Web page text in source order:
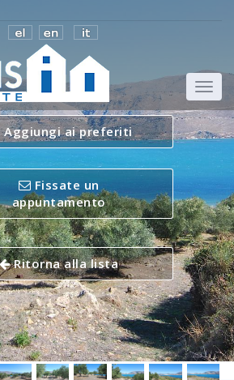
Aggiungi ai preferiti
Fissate un
appuntamento
Ritorna alla lista